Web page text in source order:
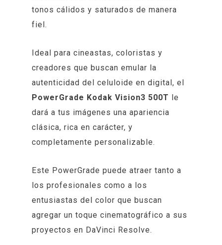
tonos cálidos y saturados de manera
fiel.
Ideal para cineastas, coloristas y
creadores que buscan emular la
autenticidad del celuloide en digital, el
PowerGrade Kodak Vision3 500T le
dará a tus imágenes una apariencia
clásica, rica en carácter, y
completamente personalizable.
Este PowerGrade puede atraer tanto a
los profesionales como a los
entusiastas del color que buscan
agregar un toque cinematográfico a sus
proyectos en DaVinci Resolve.